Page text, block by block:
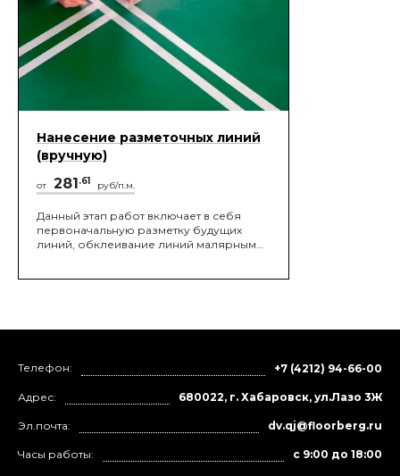
Нанесение разметочных линий
(вручную)
от 281 .61 руб/п.м.
Данный этап работ включает в себя
первоначальную разметку будущих
линий, обклеивание линий малярным
Телефон: +7 (4212) 94-66-00
Адрес: 680022, г. Хабаровск, ул.Лазо 3Ж
Эл.почта: dv.qj@floorberg.ru
Часы работы: с 9:00 до 18:00